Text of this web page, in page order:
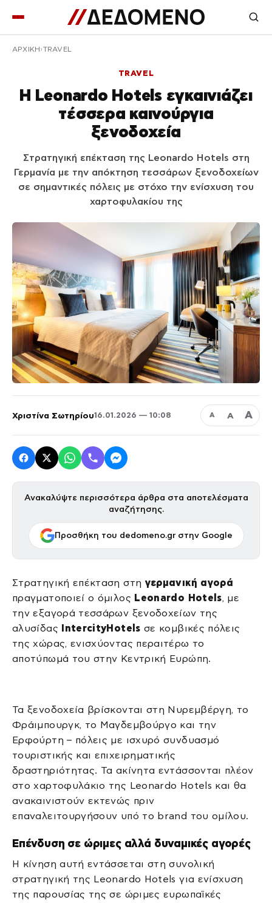
ΑΡΧΙΚΉ TRAVEL
TRAVEL
Η Leonardo Hotels εγκαινιάζει
τέσσερα καινούργια
ξενοδοχεία
Στρατηγική επέκταση της Leonardo Hotels στη
Γερμανία με την απόκτηση τεσσάρων ξενοδοχείων
σε σημαντικές πόλεις με στόχο την ενίσχυση του
χαρτοφυλακίου της
Χριστίνα Σωτηρίου16.01.2026 — 10:08 Α Α Α
Ανακαλύψτε περισσότερα άρθρα στα αποτελέσματα
αναζήτησης.
Προσθήκη του dedomeno.gr στην Google
Στρατηγική επέκταση στη γερμανική αγορά
πραγματοποιεί ο όμιλος Leonardo Hotels, με
την εξαγορά τεσσάρων ξενοδοχείων της
αλυσίδας
IntercityHotels σε κομβικές πόλεις
της χώρας, ενισχύοντας περαιτέρω το
αποτύπωμά του στην Κεντρική Ευρώπη.
Τα ξενοδοχεία βρίσκονται στη Νυρεμβέργη, το
Φράιμπουργκ, το Μαγδεμβούργο και την
Ερφούρτη – πόλεις με ισχυρό συνδυασμό
τουριστικής και επιχειρηματικής
δραστηριότητας. Τα ακίνητα εντάσσονται πλέον
στο χαρτοφυλάκιο της Leonardo Hotels και θα
ανακαινιστούν εκτενώς πριν
επαναλειτουργήσουν υπό το brand του ομίλου.
Επένδυση σε ώριμες αλλά δυναμικές αγορές
Η κίνηση αυτή εντάσσεται στη συνολική
στρατηγική της Leonardo Hotels για ενίσχυση
της παρουσίας της σε ώριμες ευρωπαϊκές